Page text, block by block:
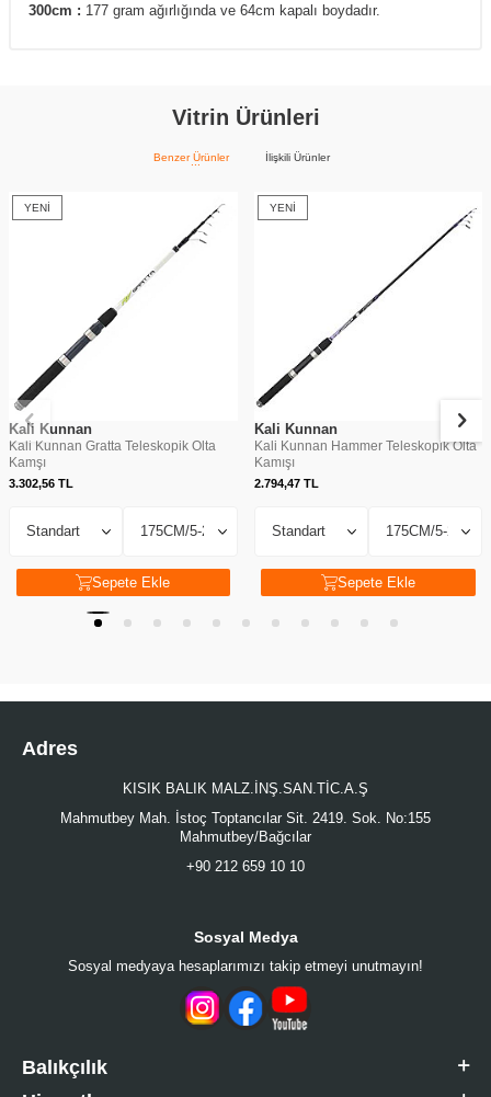
300cm : 177 gram ağırlığında ve 64cm kapalı boydadır.
Vitrin Ürünleri
Benzer Ürünler İlişkili Ürünler
YENI
Kali Kunnan
Kali Kunnan Gratta Teleskopik Olta
Kamşı
3.302,56 TL
Sepete Ekle
YENI
Kali Kunnan
Kali Kunnan Hammer Teleskopik Olta
Kamışı
2.794,47TL
Sepete Ekle
Adres
KISIK BALIK MALZ.İNŞ.SAN.TİC.A.Ş
Mahmutbey Mah. İstoç Toptancılar Sit. 2419. Sok. No:155
Mahmutbey/Bağcılar
+90 212 659 10 10
Sosyal Medya
Sosyal medyaya hesaplarımızı takip etmeyi unutmayın!
Balıkçılık